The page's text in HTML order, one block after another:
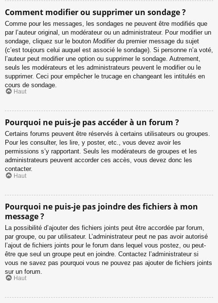
Comment modifier ou supprimer un sondage ?
Comme pour les messages, les sondages ne peuvent être modifiés que
par l’auteur original, un modérateur ou un administrateur. Pour modifier un
sondage, cliquez sur le bouton Modifierdu premier message du sujet
(c’est toujours celui auquel est associé le sondage). Si personne n’a voté,
l’auteur peut modifier une option ou supprimer le sondage. Autrement,
seuls les modérateurs et les administrateurs peuvent le modifier ou le
supprimer. Ceci pour empêcher le trucage en changeant les intitulés en
cours de sondage.
Haut
Pourquoi ne puis-je pas accéder à un forum ?
Certains forums peuvent être réservés à certains utilisateurs ou groupes.
Pour les consulter, les lire, y poster, etc., vous devez avoir les
permissions s’y rapportant. Seuls les modérateurs de groupes et les
administrateurs peuvent accorder ces accès, vous devez donc les
contacter.
Haut
Pourquoi ne puis-je pas joindre des fichiers à mon
message ?
La possibilité d’ajouter des fichiers joints peut être accordée par forum,
par groupe, ou par utilisateur. L’administrateur peut ne pas avoir autorisé
l’ajout de fichiers joints pour le forum dans lequel vous postez, ou peut-
être que seul un groupe peut en joindre. Contactez l’administrateur si
vous ne savez pas pourquoi vous ne pouvez pas ajouter de fichiers joints
sur un forum.
Haut